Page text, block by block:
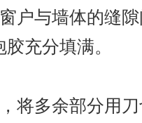
户与墙体的缝
充分填满。
将多余部分用